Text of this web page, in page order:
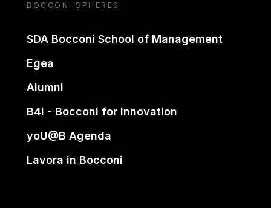
BOCCONI SPHERES
SDA Bocconi School of Management
Egea
Alumni
B4i - Bocconi for innovation
yoU@B Agenda
Lavora in Bocconi